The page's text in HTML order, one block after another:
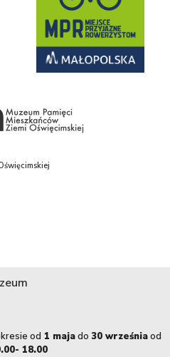
od 1 majado 30 wrześniaod
18.00